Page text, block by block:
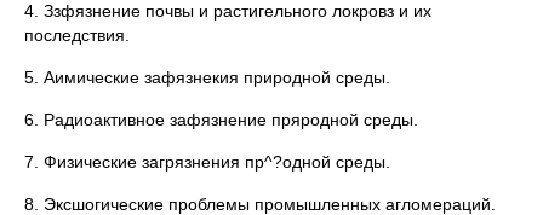
4. Ззфязнение почвы и растигельного локровз и их
последствия.
5. Аимические зафязнекия природной среды.
6. Радиоактивное зафязнение пряродной среды.
7. Физические загрязнения пр^?одной среды.
8. Эксшогические проблемы промышленных агломераций.